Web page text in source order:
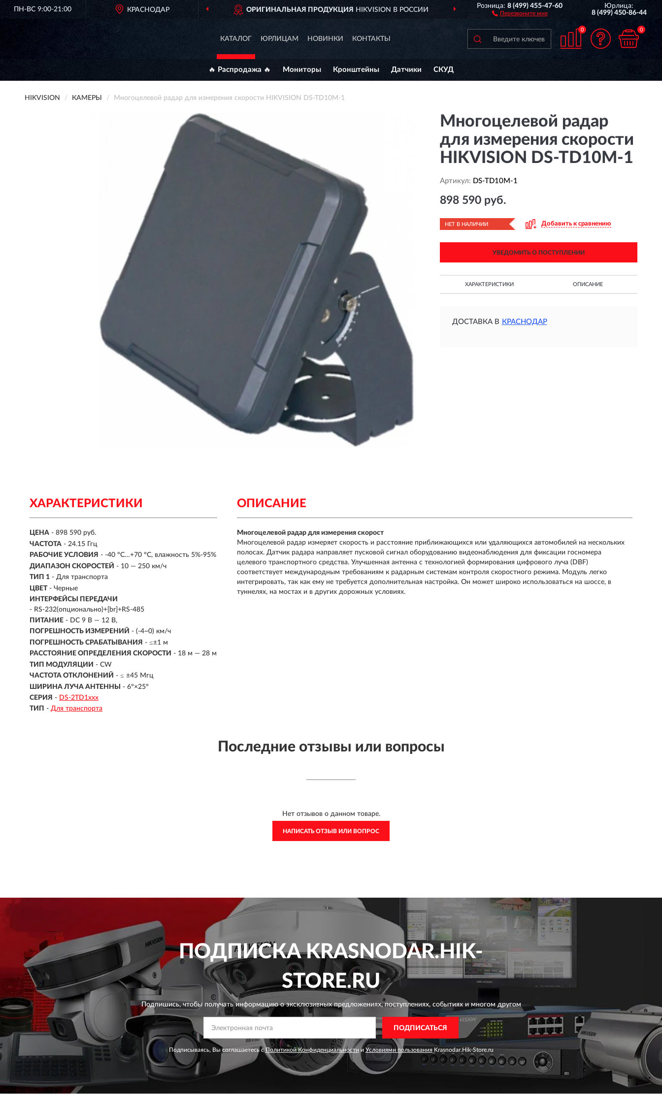
ПН-ВС 9:00-21:00 КРАСНОДАР ОРИГИНАЛЬНАЯ ПРОДУКЦИЯ HIKVISION В РОССИИ ДОСТАВИМ ПО ВСЕЙ РОССИИ
Розница:8 (499) 455-47-60
Перезвоните мне
Юрлица:
8 (499) 450-86-44
КАТАЛОГ ЮРЛИЦАМ НОВИНКИ КОНТАКТЫ
0 0
🔥 Распродажа 🔥 Мониторы Кронштейны Датчики СКУД
HIKVISION КАМЕРЫ Многоцелевой радар для измерения скорости HIKVISION DS-TD10M-1
Многоцелевой радар
для измерения скорости
HIKVISION DS-TD10M-1
Артикул: DS-TD10M-1
898 590 руб.
НЕТ В НАЛИЧИИ Добавить к сравнению
УВЕДОМИТЬ О ПОСТУПЛЕНИИ
ХАРАКТЕРИСТИКИ ОПИСАНИЕ
ДОСТАВКА В КРАСНОДАР
ХАРАКТЕРИСТИКИ
ЦЕНА - 898 590 руб.
ЧАСТОТА - 24.15 Ггц
РАБОЧИЕ УСЛОВИЯ - -40 °C…+70 °C, влажность 5%-95%
ДИАПАЗОН СКОРОСТЕЙ - 10 — 250 км/ч
ТИП 1 - Для транспорта
ЦВЕТ - Черные
ИНТЕРФЕЙСЫ ПЕРЕДАЧИ
- RS-232(опционально)+[br]+RS-485
ПИТАНИЕ - DC 9 В — 12 В,
ПОГРЕШНОСТЬ ИЗМЕРЕНИЙ - (-4~0) км/ч
ПОГРЕШНОСТЬ СРАБАТЫВАНИЯ - ≤±1 м
РАССТОЯНИЕ ОПРЕДЕЛЕНИЯ СКОРОСТИ - 18 м — 28 м
ТИП МОДУЛЯЦИИ - CW
ЧАСТОТА ОТКЛОНЕНИЙ - ≤ ±45 Мгц
ШИРИНА ЛУЧА АНТЕННЫ
- 6°×25°
СЕРИЯ - DS-2TD1ххх
ТИП - Для транспорта
ОПИСАНИЕ
Многоцелевой радар для измерения скорост
Многоцелевой радар измеряет скорость и расстояние приближающихся или удаляющихся автомобилей на нескольких
полосах. Датчик радара направляет пусковой сигнал оборудованию видеонаблюдения для фиксации госномера
целевого транспортного средства. Улучшенная антенна с технологией формирования цифрового луча (DBF)
соответствует международным требованиям к радарным системам контроля скоростного режима. Модуль легко
интегрировать, так как ему не требуется дополнительная настройка. Он может широко использоваться на шоссе, в
туннелях, на мостах и в других дорожных условиях.
Последние отзывы или вопросы
Нет отзывов о данном товаре.
НАПИСАТЬ ОТЗЫВ ИЛИ ВОПРОС
ПОДПИСКАKRASNODAR.HIK-
STORE.RU
Подпишись, чтобы получать информацию о эксклюзивных предложениях,поступлениях, событиях и многом другом
ПОДПИСАТЬСЯ
Подписываясь, Вы соглашаетесь сПолитикой Конфиденциальности и Условиями пользованияKrasnodar.Hik-Store.ru